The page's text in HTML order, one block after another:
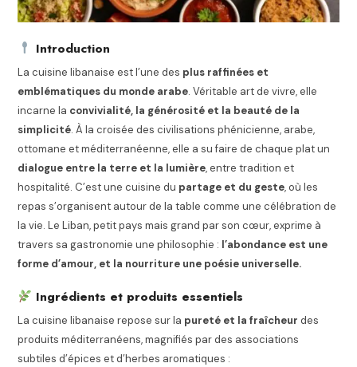
Introduction
La cuisine libanaise est l’une des plus raffinées et
emblématiques du monde arabe. Véritable art de vivre, elle
incarne la convivialité, la générosité et la beauté de la
simplicité. À la croisée des civilisations phénicienne, arabe,
ottomane et méditerranéenne, elle a su faire de chaque plat un
dialogue entre la terre et la lumière, entre tradition et
hospitalité. C’est une cuisine du partage et du geste, où les
repas s’organisent autour de la table comme une célébration de
la vie. Le Liban, petit pays mais grand par son cœur, exprime à
travers sa gastronomie une philosophie : l’abondance est une
forme d’amour, et la nourriture une poésie universelle.
Ingrédients et produits essentiels
La cuisine libanaise repose sur la pureté et la fraîcheur des
produits méditerranéens, magnifiés par des associations
subtiles d’épices et d’herbes aromatiques :